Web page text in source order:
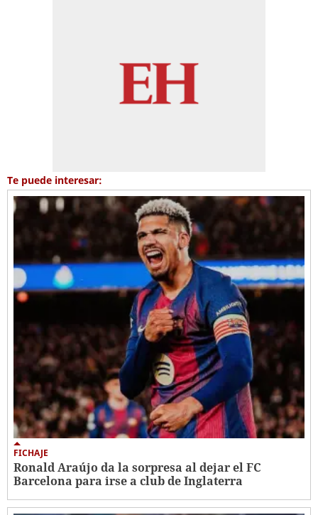
Te puede interesar:
FICHAJE
Ronald Araújo da la sorpresa al dejar el FC
Barcelona para irse a club de Inglaterra